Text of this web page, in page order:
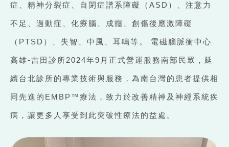
症、精神分裂症、自閉症譜系障礙（ASD）、注意力
不足、過動症、化療腦、成癮、創傷後應激障礙
（PTSD）、失智、中風、耳鳴等。 電磁腦脈衝中心
高雄-吉田診所2024年9月正式營運服務南部民眾，延
續台北診所的專業技術與服務，為南台灣的患者提供相
同先進的EMBP™療法，致力於改善精神及神經系統疾
病，讓更多人享受到此突破性療法的益處。